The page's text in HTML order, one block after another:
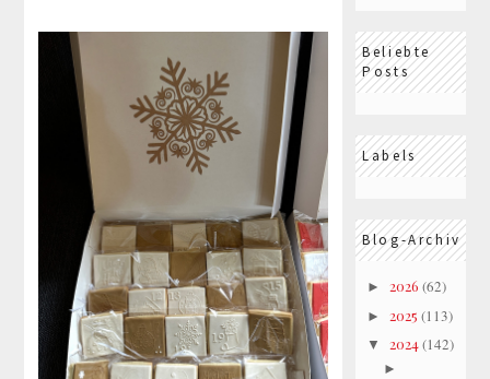
Beliebte
Posts
Labels
Blog-Archiv
► 2026 (62)
► 2025 (113)
▼ 2024(142)
►